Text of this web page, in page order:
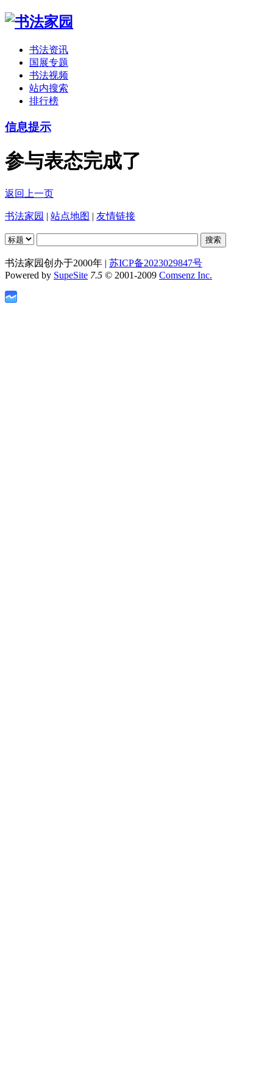
书法资讯
国展专题
书法视频
站内搜索
排行榜
信息提示
参与表态完成了
返回上一页
书法家园 | 站点地图 | 友情链接
书法家园创办于2000年 | 苏ICP备2023029847号
Powered by SupeSite 7.5 © 2001-2009 Comsenz Inc.